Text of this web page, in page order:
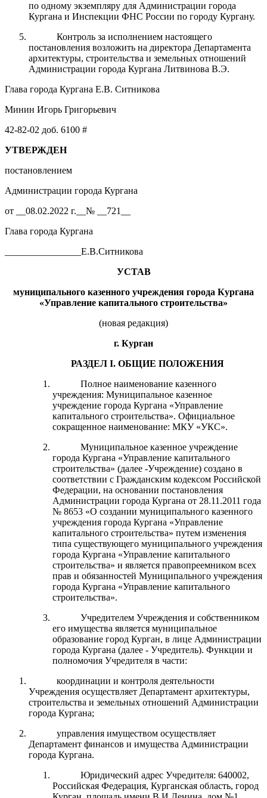
по одному экземпляру для Администрации города
Кургана и Инспекции ФНС России по городу Кургану.
Контроль за исполнением настоящего
постановления возложить на директора Департамента
архитектуры, строительства и земельных отношений
Администрации города Кургана Литвинова В.Э.
Глава города Кургана Е.В. Ситникова
Минин Игорь Григорьевич
42-82-02 доб. 6100 #
УТВЕРЖДЕН
постановлением
Администрации города Кургана
от __08.02.2022 г.__№ __721__
Глава города Кургана
________________Е.В.Ситникова
УСТАВ
муниципального казенного учреждения города Кургана
«Управление капитального строительства»
(новая редакция)
г. Курган
РАЗДЕЛ I. ОБЩИЕ ПОЛОЖЕНИЯ
Полное наименование казенного
учреждения: Муниципальное казенное
учреждение города Кургана «Управление
капитального строительства». Официальное
сокращенное наименование: МКУ «УКС».
Муниципальное казенное учреждение
города Кургана «Управление капитального
строительства» (далее -Учреждение) создано в
соответствии с Гражданским кодексом Российской
Федерации, на основании постановления
Администрации города Кургана от 28.11.2011 года
№ 8653 «О создании муниципального казенного
учреждения города Кургана «Управление
капитального строительства» путем изменения
типа существующего муниципального учреждения
города Кургана «Управление капитального
строительства» и является правопреемником всех
прав и обязанностей Муниципального учреждения
города Кургана «Управление капитального
строительства».
Учредителем Учреждения и собственником
его имущества является муниципальное
образование город Курган, в лице Администрации
города Кургана (далее - Учредитель). Функции и
полномочия Учредителя в части:
координации и контроля деятельности
Учреждения осуществляет Департамент архитектуры,
строительства и земельных отношений Администрации
города Кургана;
управления имуществом осуществляет
Департамент финансов и имущества Администрации
города Кургана.
Юридический адрес Учредителя: 640002,
Российская Федерация, Курганская область, город